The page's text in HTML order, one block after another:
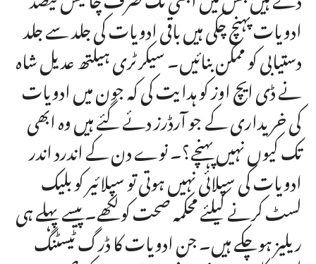
ادویات پہنچ چکی ہیں باقی ادویات کی جلد سے جلد
دستیابی کو ممکن بنائیں۔ سیکرٹری ہیلتھ عدیل شاہ
نے ڈی ایچ اوز کو ہدایت کی کہ جون میں ادویات
کی خریداری کے جو آرڈرز دئے گئے ہیں وہ ابھی
تک کیوں نہیں پہنچے؟۔ نوے دن کے اندرد اندر
ادویات کی سپلائی نہیں ہوتی تو سپلائیر کو بلیک
لسٹ کرنے کیلئے محکمہ صحت کو لکھے۔ پیسے پہلے ہی
ریلیز ہوچکے ہیں۔ جن ادویات کا ڈرگ ٹیسٹنگ